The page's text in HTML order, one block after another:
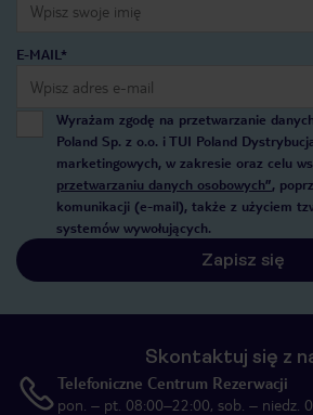
E-MAIL*
Wyrażam zgodę na przetwarzanie
Poland Sp. z o.o. i TUI Poland
marketingowych, w zakresie oraz celu
przetwarzaniu danych osobowych”,
komunikacji (e-mail), także z użyciem
systemów wywołujących.
Zapisz się
Skontaktuj się z
Telefoniczne Centrum Rezerwacji
pon. – pt. 08:00–22:00, sob. – niedz.